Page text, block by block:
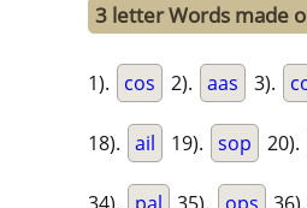
3 letter Words made
1). cos 2). aas 3).
18). ail 19). sop 20).